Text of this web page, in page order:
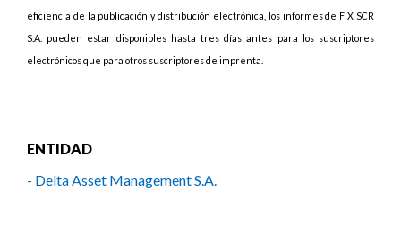
eficiencia de la publicación y distribución electrónica, los informes de FIX SCR
S.A. pueden estar disponibles hasta tres días antes para los suscriptores
electrónicos que para otros suscriptores de imprenta.
ENTIDAD
- Delta Asset Management S.A.